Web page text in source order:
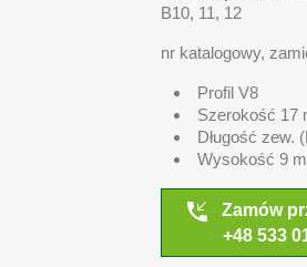
B10, 11, 12
nr katalogowy,
Profil V8
Szerokość 17
Długość zew.
Wysokość 9
phone_callback
Zamów
+48 533